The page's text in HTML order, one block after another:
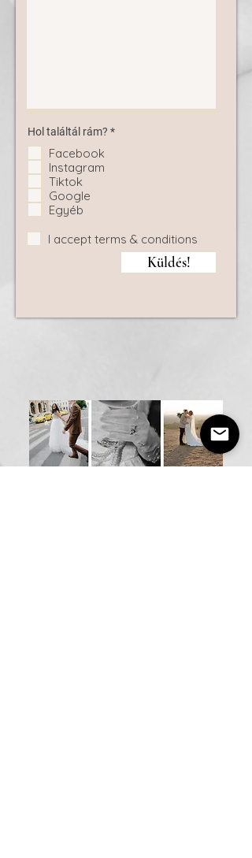
Hol találtál rám? *K
Facebook
Instagram
Tiktok
Google
Egyéb
I accept terms & conditions
Küldés!